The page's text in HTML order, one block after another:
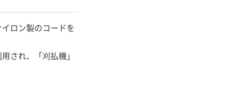
ロン製のコードを
され、「刈払機」